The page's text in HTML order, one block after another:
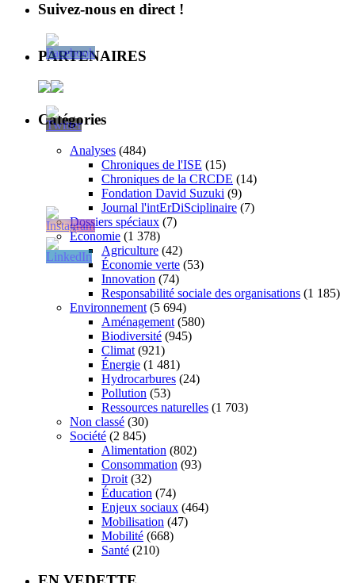
Suivez-nous en direct !
PARTENAIRES
Catégories
Analyses (484)
Chroniques de l'ISE (15)
Chroniques de la CRCDE (14)
Fondation David Suzuki (9)
Journal l'intErDiSciplinaire (7)
Dossiers spéciaux (7)
Économie (1 378)
Agriculture (42)
Économie verte (53)
Innovation (74)
Responsabilité sociale des organisations (1 185)
Environnement (5 694)
Aménagement (580)
Biodiversité (945)
Climat (921)
Énergie (1 481)
Hydrocarbures (24)
Pollution (53)
Ressources naturelles (1 703)
Non classé (30)
Société (2 845)
Alimentation (802)
Consommation (93)
Droit (32)
Éducation (74)
Enjeux sociaux (464)
Mobilisation (47)
Mobilité (668)
Santé (210)